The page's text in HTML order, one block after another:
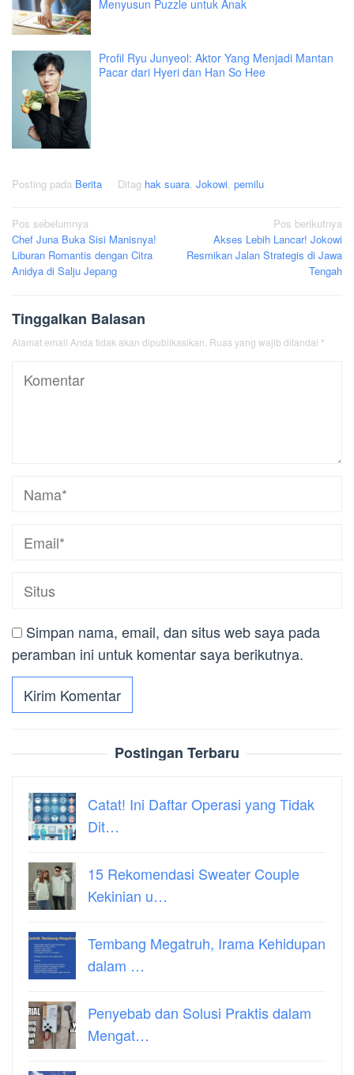
Menyusun Puzzle untuk Anak
Profil Ryu Junyeol: Aktor Yang Menjadi Mantan
Pacar dari Hyeri dan Han So Hee
Posting pada Berita Ditag hak suara Jokowi pemilu
Navigasi
pos
Pos sebelumnya
Chef Juna Buka Sisi Manisnya!
Liburan Romantis dengan Citra
Anidya di Salju Jepang
Pos berikutnya
Akses Lebih Lancar! Jokowi
Resmikan Jalan Strategis di Jawa
Tengah
Tinggalkan Balasan
Alamat email Anda tidak akan dipublikasikan. Ruas yang wajib ditandai *
Simpan nama, email, dan situs web saya pada
peramban ini untuk komentar saya berikutnya.
Postingan Terbaru
Catat! Ini Daftar Operasi yang Tidak
Dit…
15 Rekomendasi Sweater Couple
Kekinian u…
Tembang Megatruh, Irama Kehidupan
dalam …
Penyebab dan Solusi Praktis dalam
Mengat…